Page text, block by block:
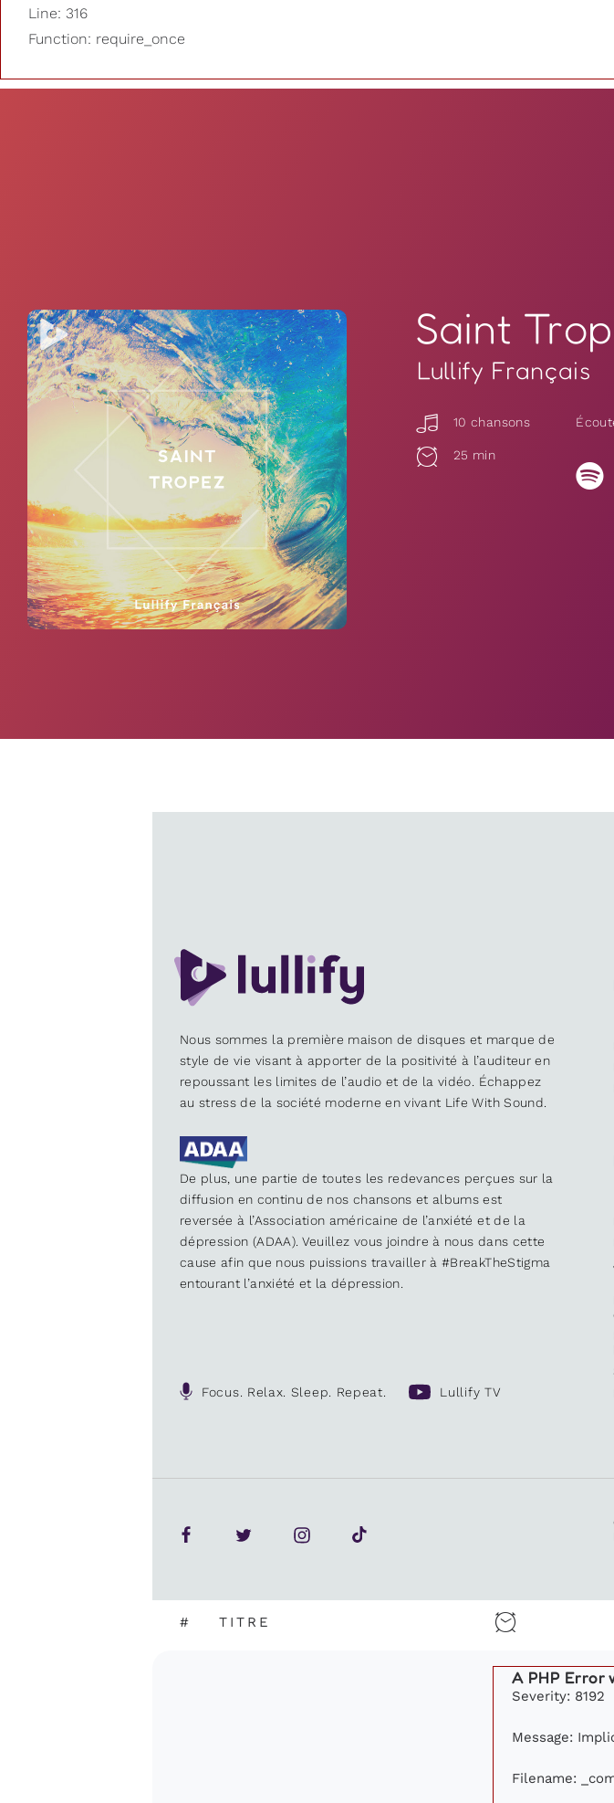
Line: 316
Function: require_once
Saint
Lullify Français
10 chansons
25 min
Nous sommes la première maison de disques et marque de
style de vie visant à apporter de la positivité à l’auditeur en
repoussant les limites de l’audio et de la vidéo. Échappez
au stress de la société moderne en vivant Life With Sound.
De plus, une partie de toutes les redevances perçues sur la
diffusion en continu de nos chansons et albums est
reversée à l’Association américaine de l’anxiété et de la
dépression (ADAA). Veuillez vous joindre à nous dans cette
cause afin que nous puissions travailler à #BreakTheStigma
entourant l’anxiété et la dépression.
Focus. Relax. Sleep. Repeat. Lullify TV
# TITRE
A PHP Error
Severity: 8192
Message:
Filename: